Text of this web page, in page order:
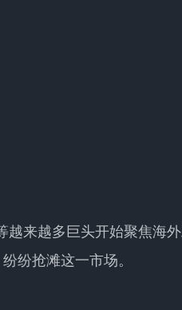
越来越多巨头开始聚焦海
纷纷抢滩这一市场。